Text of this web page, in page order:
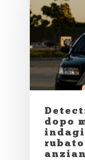
dopo